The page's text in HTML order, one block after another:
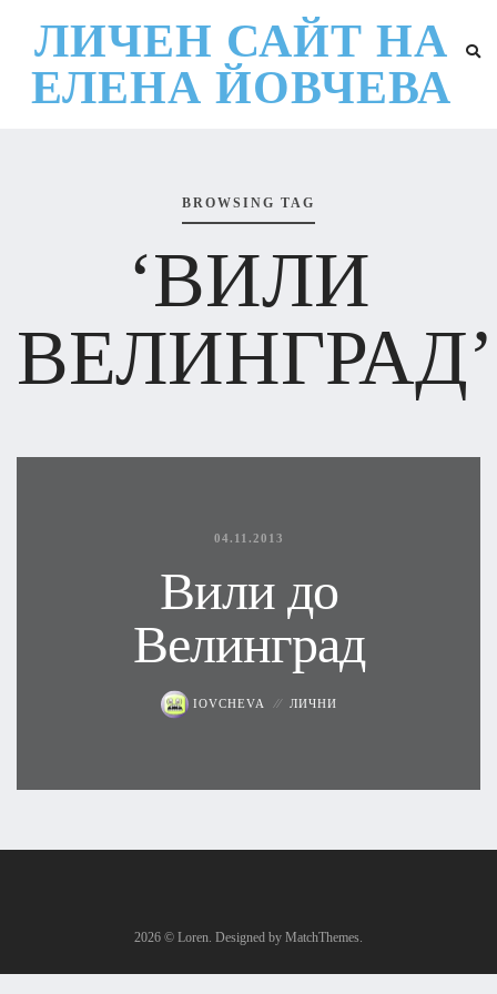
ЛИЧЕН САЙТ НА
ЕЛЕНА ЙОВЧЕВА
BROWSING TAG
‘ВИЛИ
ВЕЛИНГРАД’
04.11.2013
Вили до
Велинград
IOVCHEVA ЛИЧНИ
2026 © Loren. Designed by MatchThemes.